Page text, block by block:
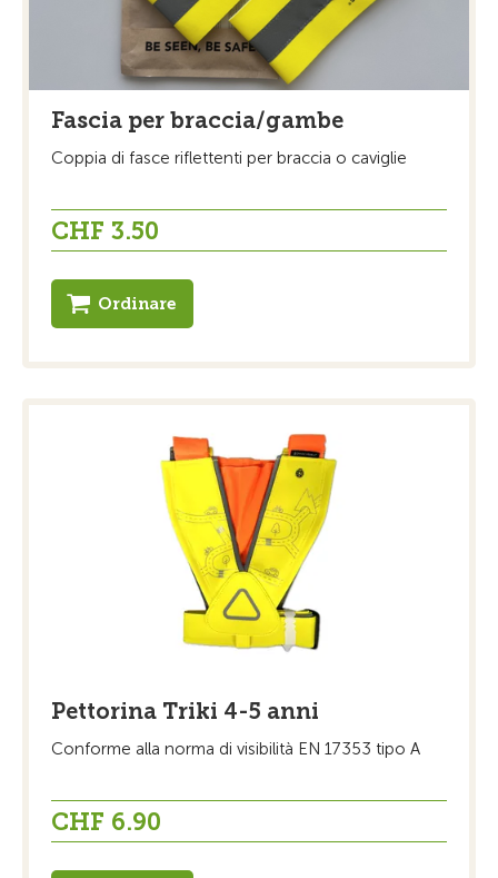
Fascia per braccia/gambe
Coppia di fasce riflettenti per braccia o caviglie
CHF 3.50
Ordinare
Pettorina Triki 4-5 anni
Conforme alla norma di visibilità EN 17353 tipo A
CHF 6.90